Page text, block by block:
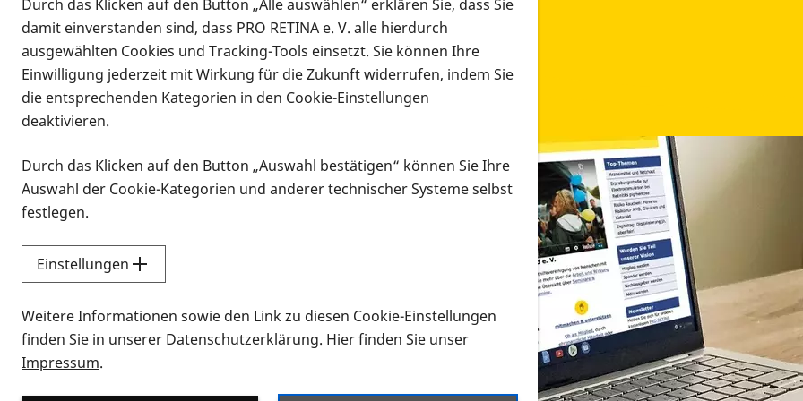
Infomaterial
Infomaterial
Vorlesen
Alle Infomaterialien in verschiedenen Formaten an
Sie möchten wissen, wie Sie nach Infonmaterial suchen und dieses bestellen bzw. herunterladen
Durch das Klicken auf den Button „Alle auswählen“ erklären Sie, dass Sie
damit einverstanden sind, dass PRO RETINA e. V. alle hierdurch
ausgewählten Cookies und Tracking-Tools einsetzt. Sie können Ihre
Einwilligung jederzeit mit Wirkung für die Zukunft widerrufen, indem Sie
die entsprechenden Kategorien in den Cookie-Einstellungen
deaktivieren.
Durch das Klicken auf den Button „Auswahl bestätigen“ können Sie Ihre
Auswahl der Cookie-Kategorien und anderer technischer Systeme selbst
festlegen.
Einstellungen
Weitere Informationen sowie den Link zu diesen Cookie-Einstellungen
finden Sie in unserer Datenschutzerklärung. Hier finden Sie unser
Impressum.